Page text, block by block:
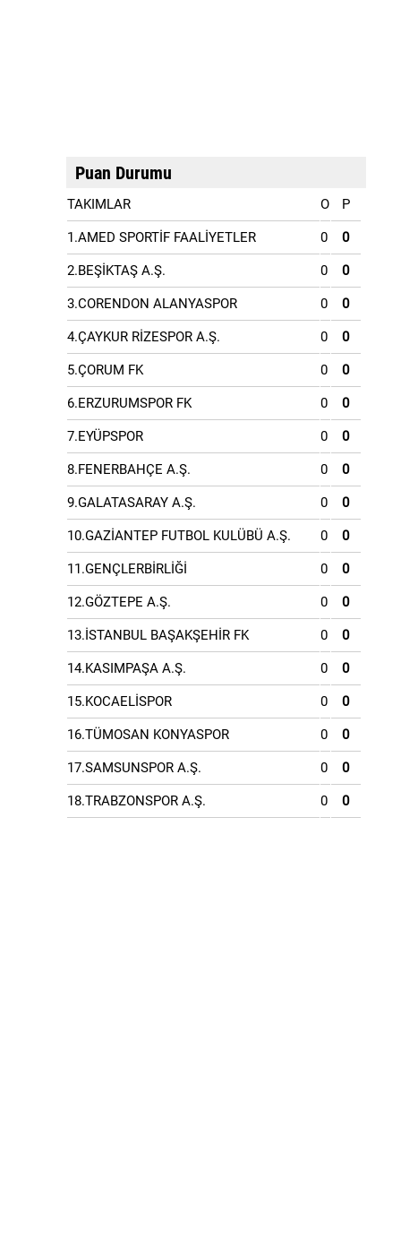
Puan Durumu
TAKIMLAR O P
1.AMED SPORTİF FAALİYETLER 0 0
2.BEŞİKTAŞ A.Ş. 0 0
3.CORENDON ALANYASPOR 0 0
4.ÇAYKUR RİZESPOR A.Ş. 0 0
5.ÇORUM FK 0 0
6.ERZURUMSPOR FK 0 0
7.EYÜPSPOR 0 0
8.FENERBAHÇE A.Ş. 0 0
9.GALATASARAY A.Ş. 0 0
10.GAZİANTEP FUTBOL KULÜBÜ A.Ş. 0 0
11.GENÇLERBİRLİĞİ 0 0
12.GÖZTEPE A.Ş. 0 0
13.İSTANBUL BAŞAKŞEHİR FK 0 0
14.KASIMPAŞA A.Ş. 0 0
15.KOCAELİSPOR 0 0
16.TÜMOSAN KONYASPOR 0 0
17.SAMSUNSPOR A.Ş. 0 0
18.TRABZONSPOR A.Ş. 0 0